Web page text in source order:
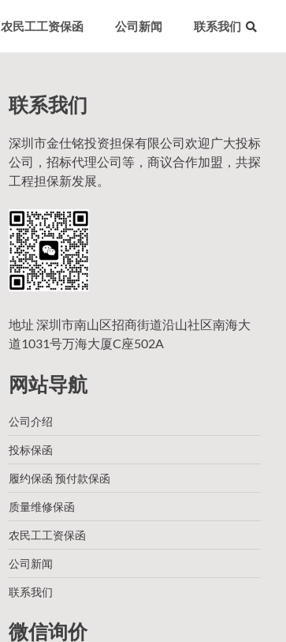
农民工工资保函 公司新闻 联系我们
联系我们
深圳市金仕铭投资担保有限公司欢迎广大投标
公司，招标代理公司等，商议合作加盟，共探
工程担保新发展。
地址 深圳市南山区招商街道沿山社区南海大
道1031号万海大厦C座502A
网站导航
公司介绍
投标保函
履约保函 预付款保函
质量维修保函
农民工工资保函
公司新闻
联系我们
微信询价